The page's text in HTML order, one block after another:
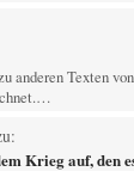
anderen Texten
Krieg auf, den